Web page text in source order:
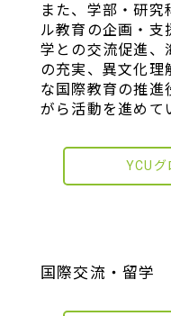
また、学部・研
ル教育の企画・支
学との交流促進、
の充実、異文化理
な国際教育の推進
がら活動を進めて
YCUグ
国際交流・留学